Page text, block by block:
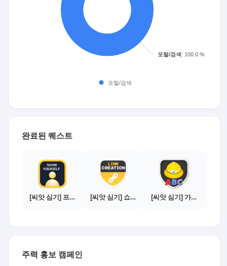
완료된 퀘스트
[씨앗 심기] 프로필 사진 등록하기 [씨앗 심기] 쇼핑몰 링크 발급하기 - 제휴몰 10곳 [씨앗 심기] 가이드보기 - 매체별 활동 가이드
주력 홍보 캠페인